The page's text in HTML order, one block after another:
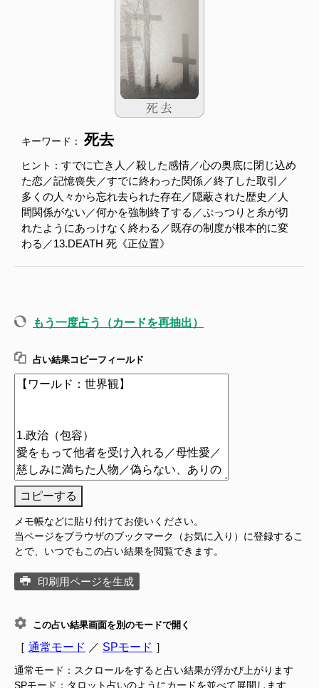
キーワード： 死去
ヒント： すでに亡き人／殺した感情／心の奥底に閉じ込め
た恋／記憶喪失／すでに終わった関係／終了した取引／
多くの人々から忘れ去られた存在／隠蔽された歴史／人
間関係がない／何かを強制終了する／ぷっつりと糸が切
れたようにあっけなく終わる／既存の制度が根本的に変
わる／13.DEATH 死《正位置》
もう一度占う（カードを再抽出）
占い結果コピーフィールド
コピーする
メモ帳などに貼り付けてお使いください。
当ページをブラウザのブックマーク（お気に入り）に登録するこ
とで、いつでもこの占い結果を閲覧できます。
印刷用ページを生成
この占い結果画面を別のモードで開く
［ 通常モード ／ SPモード ］
通常モード：スクロールをすると占い結果が浮かび上がります
SPモード：タロット占いのようにカードを並べて展開します